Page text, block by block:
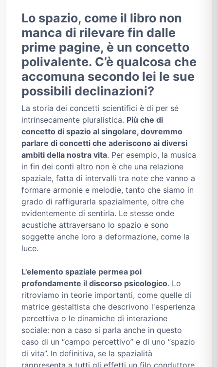
Lo spazio, come il libro non
manca di rilevare fin dalle
prime pagine, è un concetto
polivalente. C’è qualcosa che
accomuna secondo lei le sue
possibili declinazioni?
La storia dei concetti scientifici è di per sé
intrinsecamente pluralistica. Più che di
concetto di spazio al singolare, dovremmo
parlare di concetti che aderiscono ai diversi
ambiti della nostra vita. Per esempio, la musica
in fin dei conti altro non è che una relazione
spaziale, fatta di intervalli tra note che vanno a
formare armonie e melodie, tanto che siamo in
grado di raffigurarla spazialmente, oltre che
evidentemente di sentirla. Le stesse onde
acustiche attraversano lo spazio e sono
soggette anche loro a deformazione, come la
luce.
L'elemento spaziale permea poi
profondamente il discorso psicologico. Lo
ritroviamo in teorie importanti, come quelle di
matrice gestaltista che descrivono l'esperienza
percettiva o le dinamiche di interazione
sociale: non a caso si parla anche in questo
caso di un “campo percettivo” e di uno “spazio
di vita”. In definitiva, se la spazialità
rappresenta a tutti gli effetti un filo conduttore